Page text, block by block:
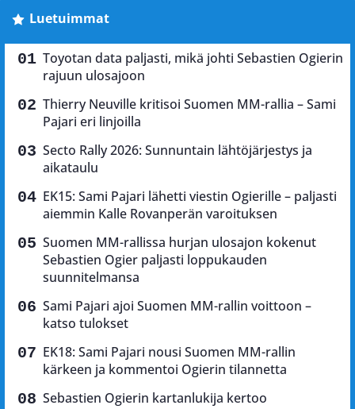
Luetuimmat
Toyotan data paljasti, mikä johti Sebastien Ogierin
rajuun ulosajoon
Thierry Neuville kritisoi Suomen MM-rallia – Sami
Pajari eri linjoilla
Secto Rally 2026: Sunnuntain lähtöjärjestys ja
aikataulu
EK15: Sami Pajari lähetti viestin Ogierille – paljasti
aiemmin Kalle Rovanperän varoituksen
Suomen MM-rallissa hurjan ulosajon kokenut
Sebastien Ogier paljasti loppukauden
suunnitelmansa
Sami Pajari ajoi Suomen MM-rallin voittoon –
katso tulokset
EK18: Sami Pajari nousi Suomen MM-rallin
kärkeen ja kommentoi Ogierin tilannetta
Sebastien Ogierin kartanlukija kertoo